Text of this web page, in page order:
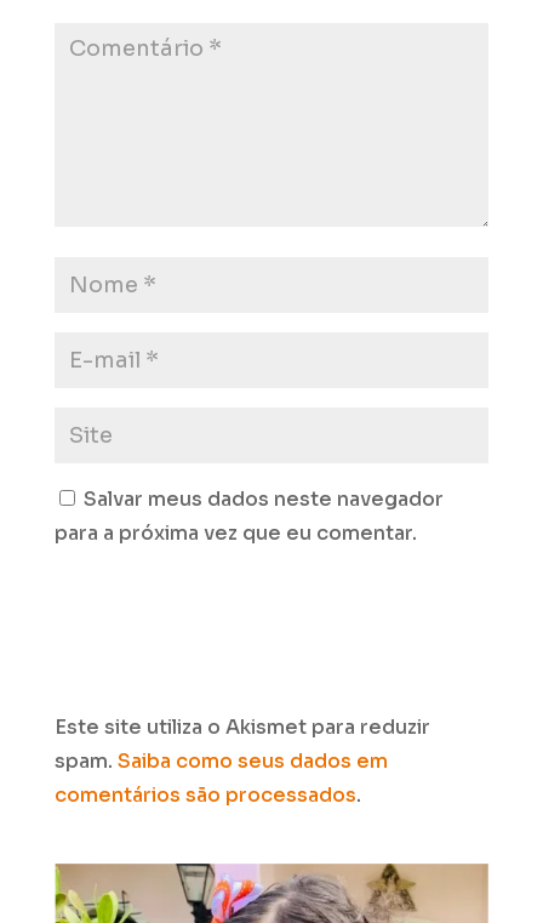
Salvar meus dados neste navegador
para a próxima vez que eu comentar.
Este site utiliza o Akismet para reduzir
spam. Saiba como seus dados em
comentários são processados.